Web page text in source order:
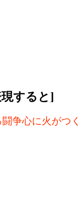
すると]
争心に火がつ